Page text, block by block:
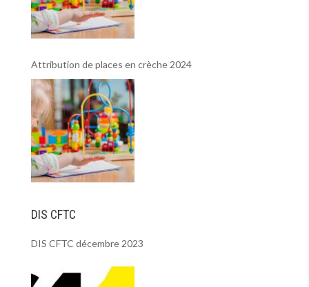
Attribution de places en crèche 2024
DIS CFTC
DIS CFTC décembre 2023